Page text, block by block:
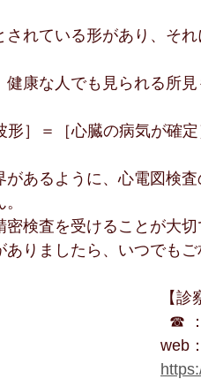
れている形があり、それ
健康な人でも見られる所見
形］＝［心臓の病気が確定
あるように、心電図検
検査を受けることが大切
りましたら、いつでもご
【診
☎
web：